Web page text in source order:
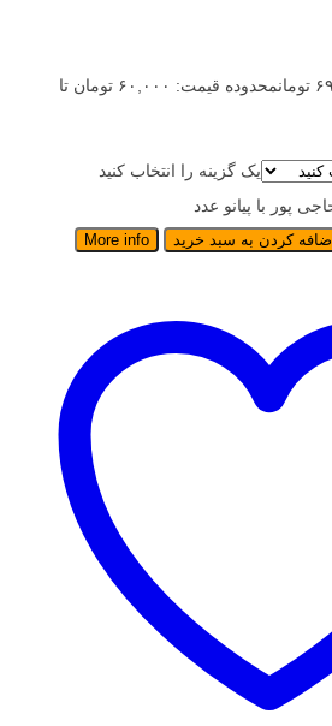
تومان
محدوده قیمت: ۶۰,۰۰۰ تومان تا
یک گزینه را انتخاب کنید
پور با پیانو عدد
کردن به سبد خرید More info